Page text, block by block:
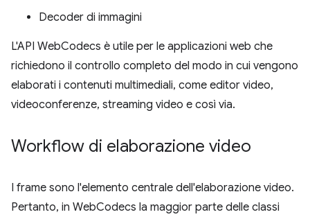
Decoder di immagini
L'API WebCodecs è utile per le applicazioni web che
richiedono il controllo completo del modo in cui vengono
elaborati i contenuti multimediali, come editor video,
videoconferenze, streaming video e così via.
Workflow di elaborazione video
I frame sono l'elemento centrale dell'elaborazione video.
Pertanto, in WebCodecs la maggior parte delle classi